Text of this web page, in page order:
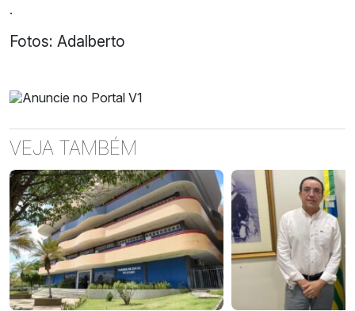
.
Fotos: Adalberto
VEJA TAMBÉM